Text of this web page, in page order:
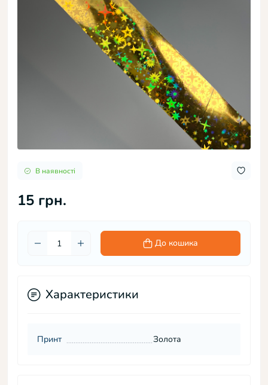
В наявності
15 грн.
До кошика
Характеристики
Принт Золота